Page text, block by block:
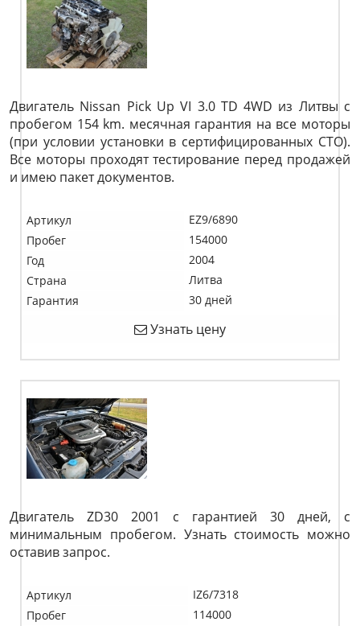
Двигатель Nissan Pick Up VI 3.0 TD 4WD из Литвы с
пробегом 154 km. месячная гарантия на все моторы
(при условии установки в сертифицированных СТО).
Все моторы проходят тестирование перед продажей
и имею пакет документов.
Артикул
EZ9/6890
Пробег
154000
Год
2004
Страна
Литва
Гарантия
30 дней
Узнать цену
Двигатель ZD30 2001 с гарантией 30 дней, с
минимальным пробегом. Узнать стоимость можно
оставив запрос.
Артикул
IZ6/7318
Пробег
114000